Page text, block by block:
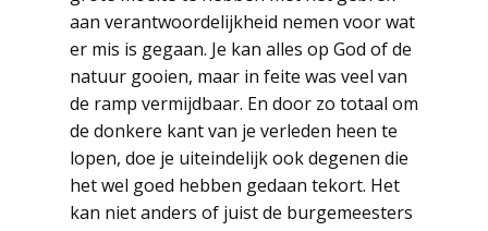
aan verantwoordelijkheid nemen voor wat
er mis is gegaan. Je kan alles op God of de
natuur gooien, maar in feite was veel van
de ramp vermijdbaar. En door zo totaal om
de donkere kant van je verleden heen te
lopen, doe je uiteindelijk ook degenen die
het wel goed hebben gedaan tekort. Het
kan niet anders of juist de burgemeesters